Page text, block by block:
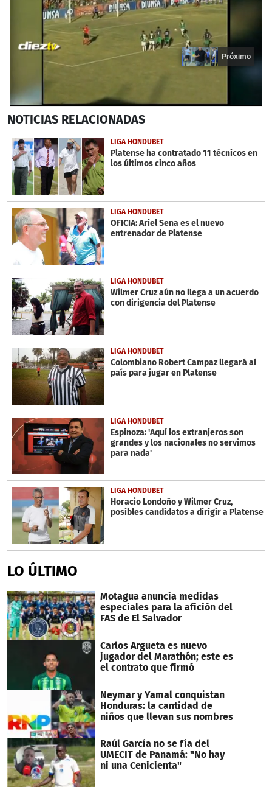
seconds
20
seconds
Próximo
NOTICIAS RELACIONADAS
LIGA HONDUBET
Platense ha contratado 11 técnicos en
los últimos cinco años
LIGA HONDUBET
OFICIA: Ariel Sena es el nuevo
entrenador de Platense
LIGA HONDUBET
Wilmer Cruz aún no llega a un acuerdo
con dirigencia del Platense
LIGA HONDUBET
Colombiano Robert Campaz llegará al
país para jugar en Platense
LIGA HONDUBET
Espinoza: 'Aquí los extranjeros son
grandes y los nacionales no servimos
para nada'
LIGA HONDUBET
Horacio Londoño y Wilmer Cruz,
posibles candidatos a dirigir a Platense
LO ÚLTIMO
Motagua anuncia medidas
especiales para la afición del
FAS de El Salvador
Carlos Argueta es nuevo
jugador del Marathón; este es
el contrato que firmó
Neymar y Yamal conquistan
Honduras: la cantidad de
niños que llevan sus nombres
Raúl García no se fía del
UMECIT de Panamá: "No hay
ni una Cenicienta"